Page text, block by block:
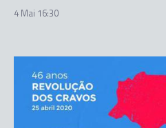
4 Mai 16:30